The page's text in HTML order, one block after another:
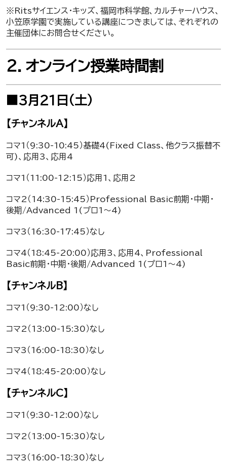
※Ritsサイエンス・キッズ、福岡市科学館、カルチャーハウス、
小笠原学園で実施している講座につきましては、それぞれの
主催団体にお問合せください。
２．オンライン授業時間割
■3月21日（土）
【チャンネルA】
コマ1（9:30-10:45）基礎4(Fixed Class、他クラス振替不
可)、応用3、応用4
コマ1（11:00-12:15）応用1、応用2
コマ2（14:30-15:45）Professional Basic前期・中期・
後期/Advanced 1(プロ1～4)
コマ3（16:30-17:45）なし
コマ4（18:45-20:00）応用3、応用4、Professional
Basic前期・中期・後期/Advanced 1(プロ1～4)
【チャンネルB】
コマ1（9:30-12:00）なし
コマ2（13:00-15:30）なし
コマ3（16:00-18:30）なし
コマ4（18:45-20:00）なし
【チャンネルC】
コマ1（9:30-12:00）なし
コマ2（13:00-15:30）なし
コマ3（16:00-18:30）なし